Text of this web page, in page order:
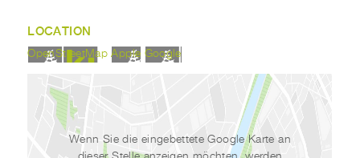
LOCATION
OpenStreetMap Apple Google
Wenn Sie die eingebettete Google Karte an